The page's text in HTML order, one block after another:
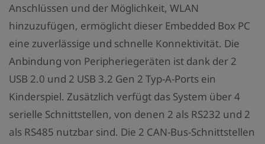
Anschlüssen und der Möglichkeit, WLAN
hinzuzufügen, ermöglicht dieser Embedded Box PC
eine zuverlässige und schnelle Konnektivität. Die
Anbindung von Peripheriegeräten ist dank der 2
USB 2.0 und 2 USB 3.2 Gen 2 Typ-A-Ports ein
Kinderspiel. Zusätzlich verfügt das System über 4
serielle Schnittstellen, von denen 2 als RS232 und 2
als RS485 nutzbar sind. Die 2 CAN-Bus-Schnittstellen